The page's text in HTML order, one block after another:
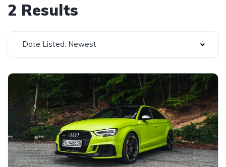
2 Results
Date Listed: Newest